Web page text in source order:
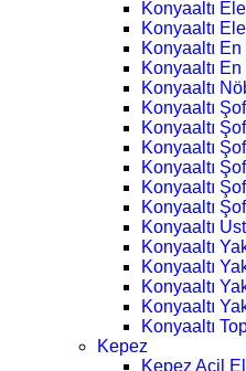
Konyaaltı
Konyaaltı
Konyaaltı
Konyaaltı
Konyaaltı
Konyaaltı
Konyaaltı
Konyaaltı
Konyaaltı
Konyaaltı
Konyaaltı
Konyaaltı
Konyaaltı
Konyaaltı
Konyaaltı
Konyaaltı
Konyaaltı
Kepez
Kepez Acil